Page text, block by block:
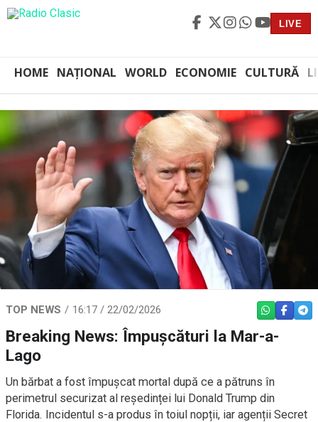
LIVE
HOME NAȚIONAL WORLD ECONOMIE CULTURĂ
TOP NEWS 16:17 / 22/02/2026 WHATSAPP
Breaking News: Împușcături la Mar-a-
Lago
Un bărbat a fost împușcat mortal după ce a pătruns în
perimetrul securizat al reședinței lui Donald Trump din
Florida. Incidentul s-a produs în toiul nopții, iar agenții Secret